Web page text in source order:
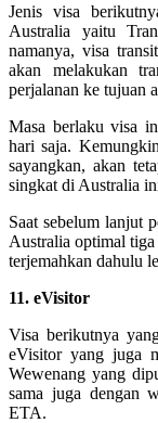
Jenis visa
Australia yaitu
namanya, visa
akan melakukan
perjalanan ke tujuan
Masa berlaku visa
hari saja.
sayangkan, akan
singkat di Australia
Saat sebelum lanjut
Australia optimal
terjemahkan dahulu
11. eVisitor
Visa berikutnya
eVisitor yang juga
Wewenang yang
sama juga dengan
ETA.